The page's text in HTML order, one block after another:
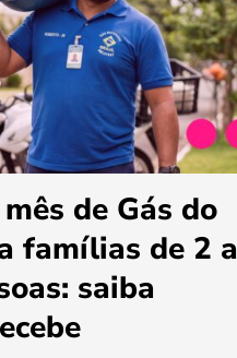
de Gás do
famílias de 2 a
saiba